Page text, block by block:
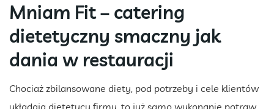
Mniam Fit – catering
dietetyczny smaczny jak
dania w restauracji
Chociaż zbilansowane diety, pod potrzeby i cele klientów